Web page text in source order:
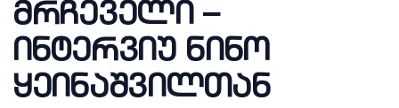
მრჩეველი –
ინტერვიუ ნინო
ყეინაშვილთან